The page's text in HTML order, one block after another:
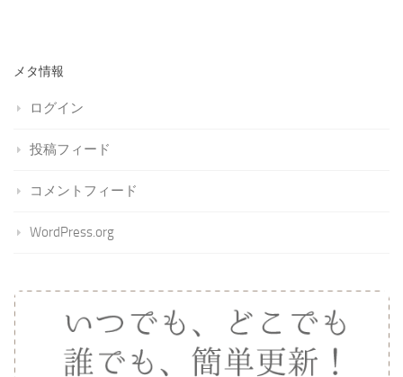
メタ情報
ログイン
投稿フィード
コメントフィード
WordPress.org